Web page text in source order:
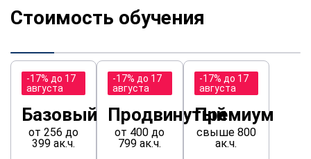
Стоимость обучения
-17% до 17
августа
Базовый
от 256 до
399 ак.ч.
-17% до 17
августа
Продвинутый
от 400 до
799 ак.ч.
-17% до 17
августа
Премиум
свыше 800
ак.ч.